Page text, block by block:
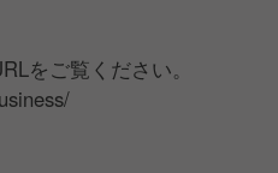
をご覧ください。